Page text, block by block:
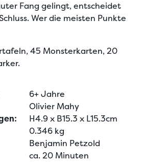
Fang gelingt, entscheidet
Wer die meisten Punkte
45 Monsterkarten, 20
6+ Jahre
Olivier Mahy
H4.9 x B15.3 x L15.3cm
0.346 kg
Benjamin Petzold
ca. 20 Minuten